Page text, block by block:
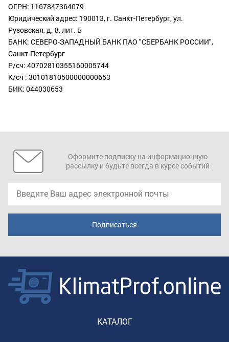
ОГРН: 1167847364079
Юридический адрес: 190013, г. Санкт-Петербург, ул.
Рузовская, д. 8, лит. Б
БАНК: СЕВЕРО-ЗАПАДНЫЙ БАНК ПАО "СБЕРБАНК РОССИИ",
Санкт-Петербург
Р/сч: 40702810355160005744
К/сч : 30101810500000000653
БИК: 044030653
Оформите подписку на информационную
рассылку и будьте всегда в курсе событий
КАТАЛОГ